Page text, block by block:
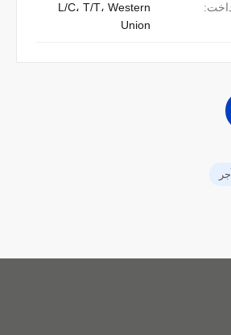
L/C، T/T، Western
Union